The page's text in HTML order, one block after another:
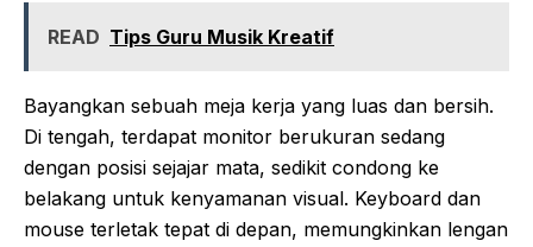
READ Tips Guru Musik Kreatif
Bayangkan sebuah meja kerja yang luas dan bersih.
Di tengah, terdapat monitor berukuran sedang
dengan posisi sejajar mata, sedikit condong ke
belakang untuk kenyamanan visual. Keyboard dan
mouse terletak tepat di depan, memungkinkan lengan